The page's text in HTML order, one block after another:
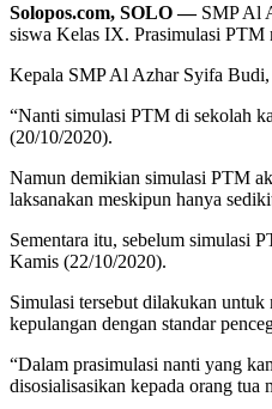
Solopos.com, SOLO — SMP Al
siswa Kelas IX. Prasimulasi
Kepala SMP Al Azhar Syifa Budi,
“Nanti simulasi PTM di sekolah
(20/10/2020).
Namun demikian simulasi PTM
laksanakan meskipun hanya
Sementara itu, sebelum simulasi
Kamis (22/10/2020).
Simulasi tersebut dilakukan
kepulangan dengan standar
“Dalam prasimulasi nanti yang
disosialisasikan kepada orang